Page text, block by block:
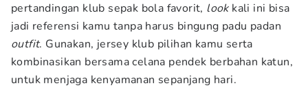
pertandingan klub sepak bola favorit, lookkali ini bisa
jadi referensi kamu tanpa harus bingung padu padan
outfit. Gunakan, jersey klub pilihan kamu serta
kombinasikan bersama celana pendek berbahan katun,
untuk menjaga kenyamanan sepanjang hari.